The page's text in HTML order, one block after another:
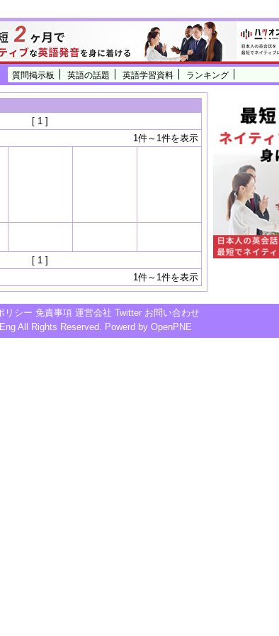
質問掲示板 英語の話題 英語学習資料 ランキング
[ 1 ]
1件～1件を表示
[ 1 ]
1件～1件を表示
リシー 免責事項 運営会社 Twitter お問い合わせ
All Rights Reserved. Powerd by OpenPNE